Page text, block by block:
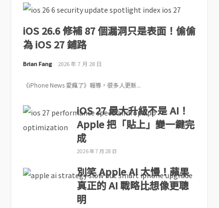
iOS 26.6 修補 87 個漏洞只是表面！偷偷
為 iOS 27 鋪路
Brian Fang 2026 年 7 月 28 日
《iPhone News 愛瘋了》報導，很多人更新...
iOS 27 最大升級不是 AI！
Apple 把「貼上」變一鍵完
成
2026 年 7 月 28 日
別笑 Apple AI 太慢！蘋果
真正的 AI 戰略比想像更聰
明